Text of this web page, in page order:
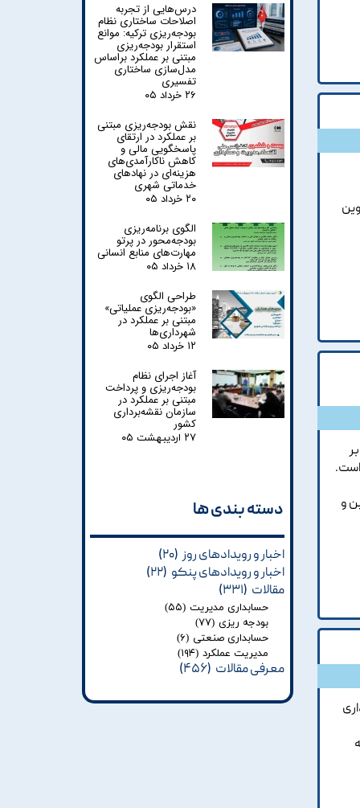
تعیین و
درس‌هایی از تجربه
اصلاحات ساختاری نظام
بودجه‌ریزی ترکیه: موانع
استقرار بودجه‌ریزی
مبتنی بر عملکرد براساس
مدل‌سازی ساختاری
تفسیری
۲۶ خرداد ۰۵
نقش بودجه‌ریزی مبتنی
بر عملکرد در ارتقای
پاسخگویی مالی و
کاهش ناکارآمدی‌های
هزینه‌ای در نهادهای
خدماتی شهری
۲۰ خرداد ۰۵
الگوی برنامه‌ریزی
بودجه‌محور در پرتو
مهارت‌های منابع انسانی
۱۸ خرداد ۰۵
طراحی الگوی
«بودجه‌ریزی عملیاتی»
مبتنی بر عملکرد در
شهرداری‌ها
۱۲ خرداد ۰۵
آغاز اجرای نظام
بودجه‌ریزی و پرداخت
مبتنی بر عملکرد در
سازمان نقشه‌برداری
کشور
۲۷ اردیبهشت ۰۵
دسته بندی ها​​​​​​​
اخبار و رویدادهای روز (۲۰)
اخبار و رویدادهای پنکو (۲۲)
مقالات (۳۳۱)
حسابداری مدیریت (۵۵)
بودجه ریزی (۷۷)
حسابداری صنعتی (۶)
مدیریت عملکرد (۱۹۴)
معرفی مقالات (۴۵۶)